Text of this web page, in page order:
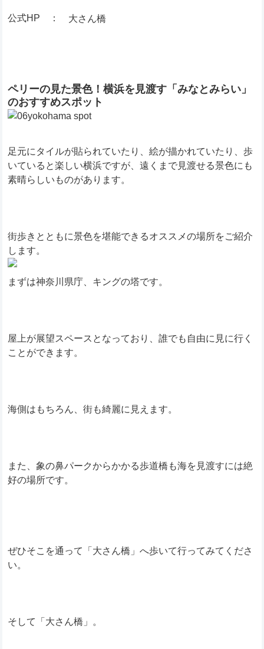
公式HP ： 大さん橋
ペリーの見た景色！横浜を見渡す「みなとみらい」
のおすすめスポット
足元にタイルが貼られていたり、絵が描かれていたり、歩
いていると楽しい横浜ですが、遠くまで見渡せる景色にも
素晴らしいものがあります。
街歩きとともに景色を堪能できるオススメの場所をご紹介
します。
まずは神奈川県庁、キングの塔です。
屋上が展望スペースとなっており、誰でも自由に見に行く
ことができます。
海側はもちろん、街も綺麗に見えます。
また、象の鼻パークからかかる歩道橋も海を見渡すには絶
好の場所です。
ぜひそこを通って「大さん橋」へ歩いて行ってみてくださ
い。
そして「大さん橋」。